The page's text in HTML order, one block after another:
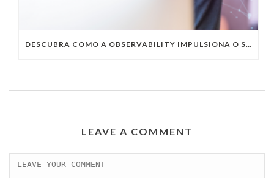
DESCUBRA COMO A OBSERVABILITY IMPULSIONA O SUCESSO DO SEU NEGÓCIO
LEAVE A COMMENT